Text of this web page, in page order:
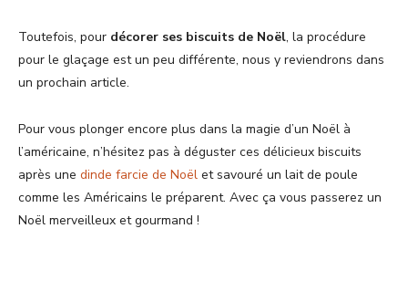
Toutefois, pour décorer ses biscuits de Noël, la procédure
pour le glaçage est un peu différente, nous y reviendrons dans
un prochain article.
Pour vous plonger encore plus dans la magie d’un Noël à
l’américaine, n’hésitez pas à déguster ces délicieux biscuits
après une dinde farcie de Noël et savouré un lait de poule
comme les Américains le préparent. Avec ça vous passerez un
Noël merveilleux et gourmand !